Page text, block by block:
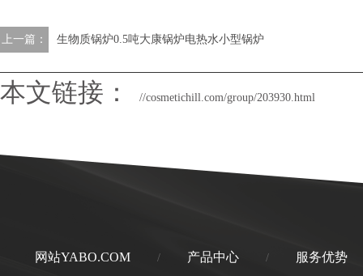
上一篇： 生物质锅炉0.5吨大康锅炉电热水小型锅炉
本文链接： //cosmetichill.com/group/203930.html
网站YABO.COM / 产品中心 / 服务优势